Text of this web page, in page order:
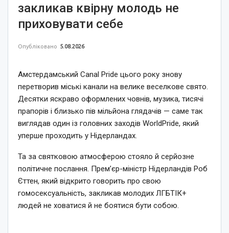
закликав квірну молодь не
приховувати себе
Опубліковано 5.08.2026
Амстердамський Canal Pride цього року знову
перетворив міські канали на велике веселкове свято.
Десятки яскраво оформлених човнів, музика, тисячі
прапорів і близько пів мільйона глядачів — саме так
виглядав один із головних заходів WorldPride, який
уперше проходить у Нідерландах.
Та за святковою атмосферою стояло й серйозне
політичне послання. Прем’єр-міністр Нідерландів Роб
Єттен, який відкрито говорить про свою
гомосексуальність, закликав молодих ЛГБТІК+
людей не ховатися й не боятися бути собою.